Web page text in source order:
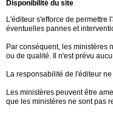
Disponibilité du site
L'éditeur s'efforce de permettre
éventuelles pannes et
Par conséquent, les ministères
ou de qualité. Il n'est prévu
La responsabilité de l'éditeur
Les ministères peuvent être
que les ministères ne sont pas